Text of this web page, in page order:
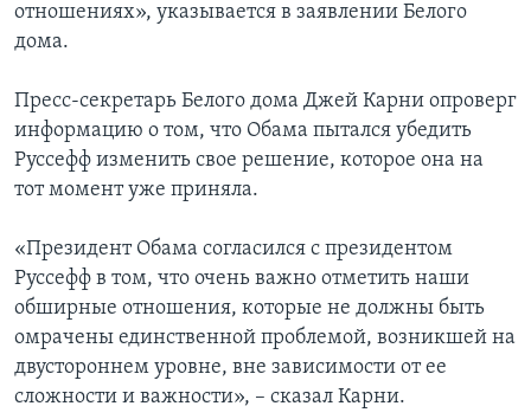
отношениях», указывается в заявлении Белого
дома.
Пресс-секретарь Белого дома Джей Карни опроверг
информацию о том, что Обама пытался убедить
Руссефф изменить свое решение, которое она на
тот момент уже приняла.
«Президент Обама согласился с президентом
Руссефф в том, что очень важно отметить наши
обширные отношения, которые не должны быть
омрачены единственной проблемой, возникшей на
двустороннем уровне, вне зависимости от ее
сложности и важности», – сказал Карни.